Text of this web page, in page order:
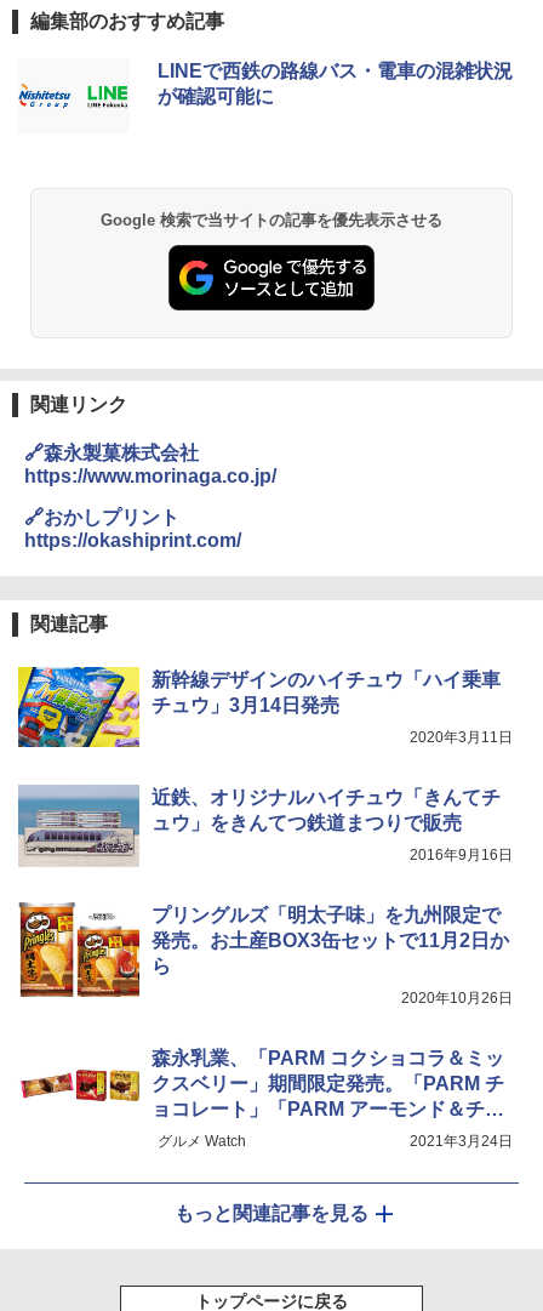
[キャンパーズコレクション 山善] ポップアッ
プテント 傘みたいに広げて畳める パッとサ
ッとサンシェード キューブ フルクローズ メ
￥6,832
PYKES PEAK (パイクスピーク) 着替えテン
ト プライバシー テント 【中が透けない】 1
人用 折りたたみ 防災グッズ 災害用トイレ ビ
易 トイレテント (オリーブ)
ENDLESS BASE 《めざましテレビで紹介》
テント ワンタッチ RENEW 幅200 2-3人用 43
￥5,499
簡単設置 ポップアップテント エクルベージ
ュ(BC仕様) PATC-150B(EB)
Coleman(コールマン) ツーリングドーム/LD
X 2人用 3人用 キャンプ アウトドア フェス
収納 コンパクト 簡単設営 カンガルーテント
￥20,718
GRANDOOR ステンレス保冷剤 2個セット 2
026リニューアル 急速冷凍 空間倍増 衛生的
コンパクト 保冷力長持ち
ポインターライト 強力 小型 緑色/赤色/青紫色
可能 安全ロック付き 高安全性 金属製耐久 コ
ンパクト多機能設計 持ち運び便利 アウトド
ア/オフィス/教育現場/展示会用 緑
￥1,180
防水 UVカット 4段階高さ調整 軽量 収納袋付
き
付き ヒグマ・イノシシ対策 自治体・教育機
関の購入実績 登山・キャンプ・アウトドア・
防災用品 長期保存可能 緊急時用 日本国内発
ソーラー LED ランタン Type-C 充電式 ソー
ラーランタン IP65防水 キャンプ用品 防災グ
り畳み式 キャンプソーラーライト防災 停電
節電対策 超高輝度 日本語取扱説明書付き
編集部のおすすめ記事
LINEで西鉄の路線バス・電車の混雑状況
が確認可能に
Google 検索で当サイトの記事を優先表示させる
関連リンク
🔗森永製菓株式会社
https://www.morinaga.co.jp/
🔗おかしプリント
https://okashiprint.com/
関連記事
新幹線デザインのハイチュウ「ハイ乗車
チュウ」3月14日発売
2020年3月11日
近鉄、オリジナルハイチュウ「きんてチ
ュウ」をきんてつ鉄道まつりで販売
2016年9月16日
プリングルズ「明太子味」を九州限定で
発売。お土産BOX3缶セットで11月2日か
ら
2020年10月26日
森永乳業、「PARM コクショコラ＆ミッ
クスベリー」期間限定発売。「PARM チ
ョコレート」「PARM アーモンド＆チョ
コレート」をリニューアル
グルメ Watch 2021年3月24日
もっと関連記事を見る
トップページに戻る